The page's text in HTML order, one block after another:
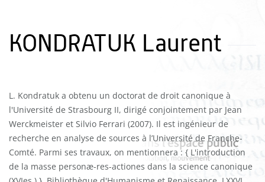
KONDRATUK Laurent
L. Kondratuk a obtenu un doctorat de droit canonique à
l'Université de Strasbourg II, dirigé conjointement par Jean
Werckmeister et Silvio Ferrari (2007). Il est ingénieur de
recherche en analyse de sources à l’Université de Franche-
Comté. Parmi ses travaux, on mentionnera : { L'introduction
de la masse personæ-res-actiones dans la science canonique